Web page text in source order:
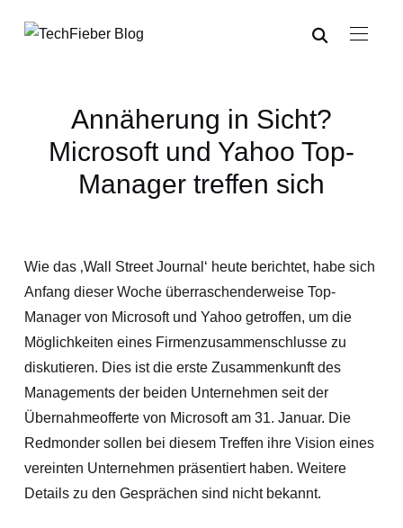
Annäherung in Sicht?
Microsoft und Yahoo Top-
Manager treffen sich
Wie das ‚Wall Street Journal‘ heute berichtet, habe sich
Anfang dieser Woche überraschenderweise Top-
Manager von Microsoft und Yahoo getroffen, um die
Möglichkeiten eines Firmenzusammenschlusse zu
diskutieren. Dies ist die erste Zusammenkunft des
Managements der beiden Unternehmen seit der
Übernahmeofferte von Microsoft am 31. Januar. Die
Redmonder sollen bei diesem Treffen ihre Vision eines
vereinten Unternehmen präsentiert haben. Weitere
Details zu den Gesprächen sind nicht bekannt.